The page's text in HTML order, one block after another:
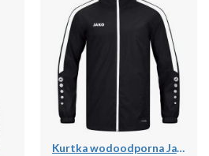
Kurtka wodoodporna Jako Power